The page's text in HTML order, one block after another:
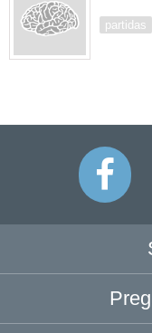
partidas